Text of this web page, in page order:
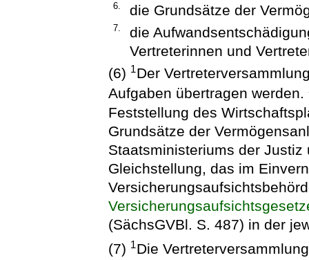
6. die Grundsätze der
7.
die
Vertreterinnen und
(6) 1Der
Aufgaben übertragen werden.
Feststellung des
Grundsätze der
Staatsministeriums der
Gleichstellung, das im
(SächsGVBl. S. 487) in der
(7) 1Die